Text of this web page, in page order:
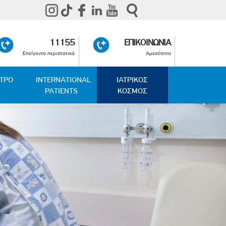
11155
Επείγοντα περιστατικά
ΕΠΙΚΟΙΝΩΝΙΑ
Αμεσότητα
INTERNATIONAL
PATIENTS
ΙΑΤΡΙΚΟΣ
ΚΟΣΜΟΣ